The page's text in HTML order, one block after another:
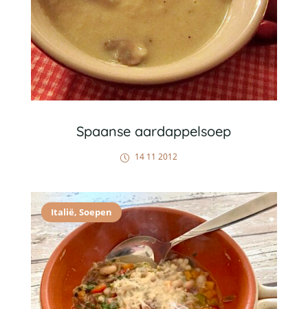
Spaanse aardappelsoep
14 11 2012
Italië, Soepen